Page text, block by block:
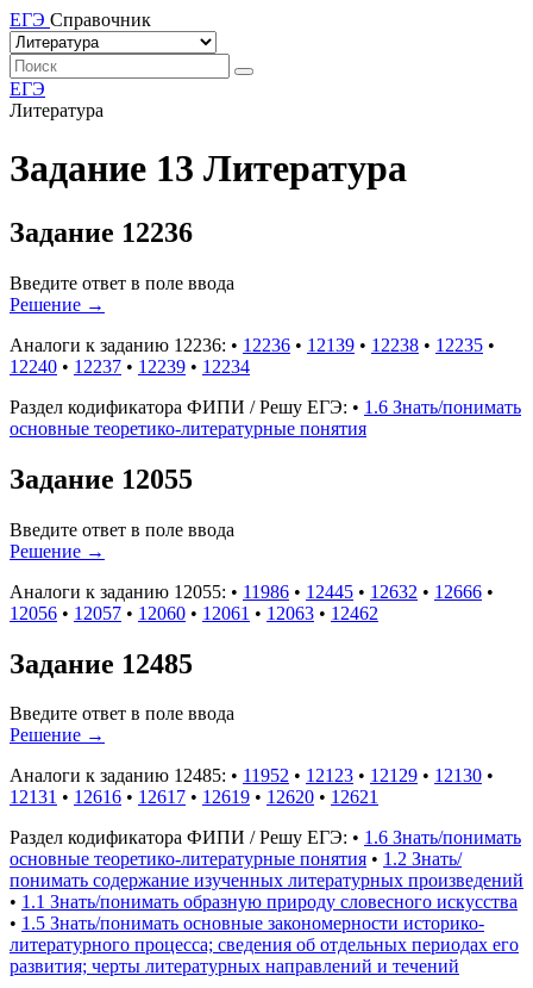
ЕГЭ Справочник
ЕГЭ
Литература
Задание 13 Литература
Задание 12236
Введите ответ в поле ввода
Решение →
Аналоги к заданию 12236: • 12236 • 12139 • 12238 • 12235 •
12240 • 12237 • 12239 • 12234
Раздел кодификатора ФИПИ / Решу ЕГЭ: • 1.6 Знать/понимать
основные теоретико-литературные понятия
Задание 12055
Введите ответ в поле ввода
Решение →
Аналоги к заданию 12055: • 11986 • 12445 • 12632 • 12666 •
12056 • 12057 • 12060 • 12061 • 12063 • 12462
Задание 12485
Введите ответ в поле ввода
Решение →
Аналоги к заданию 12485: • 11952 • 12123 • 12129 • 12130 •
12131 • 12616 • 12617 • 12619 • 12620 • 12621
Раздел кодификатора ФИПИ / Решу ЕГЭ: • 1.6 Знать/понимать
основные теоретико-литературные понятия • 1.2 Знать/
понимать содержание изученных литературных произведений
• 1.1 Знать/понимать образную природу словесного искусства
• 1.5 Знать/понимать основные закономерности историко-
литературного процесса; сведения об отдельных периодах его
развития; черты литературных направлений и течений